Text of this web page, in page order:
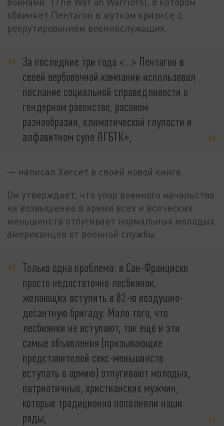
обвиняет Пентагон в жутком кризисе с
рекрутированием военнослужащих.
За последние три года <…> Пентагон в
своей вербовочной кампании использовал
послание социальной справедливости о
гендерном равенстве, расовом
разнообразии, климатической глупости и
алфавитном супе ЛГБТК+,
— написал Хегсет в своей новой книге.
Он утверждает, что упор военного начальства
на возвышение в армии всех и всяческих
меньшинств отпугивает нормальных молодых
американцев от военной службы.
Только одна проблема: в Сан-Франциско
просто недостаточно лесбиянок,
желающих вступить в 82-ю воздушно-
десантную бригаду. Мало того, что
лесбиянки не вступают, так ещё и эти
самые объявления (призывающие
представителей секс-меньшинств
вступать в армию) отпугивают молодых,
патриотичных, христианских мужчин,
которые традиционно пополняли наши
ряды,